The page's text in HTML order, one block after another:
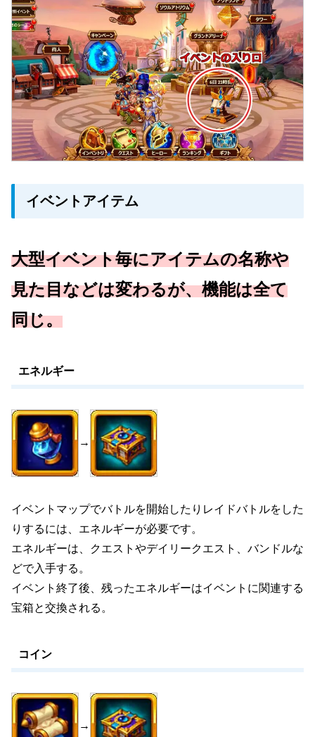
イベントアイテム
大型イベント毎にアイテムの名称や
見た目などは変わるが、機能は全て
同じ。
エネルギー
→
イベントマップでバトルを開始したりレイドバトルをした
りするには、エネルギーが必要です。
エネルギーは、クエストやデイリークエスト、バンドルな
どで入手する。
イベント終了後、残ったエネルギーはイベントに関連する
宝箱と交換される。
コイン
→